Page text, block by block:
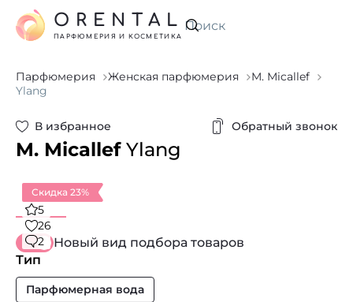
Искать
ORENTAL
ПАРФЮМЕРИЯ И КОСМЕТИКА
Парфюмерия Женская парфюмерия
M. Micallef
Ylang
В избранное Обратный звонок
M. Micallef Ylang
Скидка 23%
5
26
2
Новый вид подбора товаров
Тип
Парфюмерная вода